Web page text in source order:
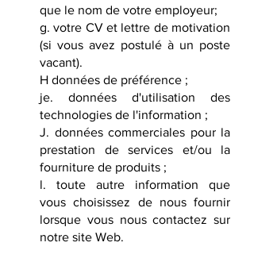
que le nom de votre employeur;
g. votre CV et lettre de motivation
(si vous avez postulé à un poste
vacant).
H données de préférence ;
je. données d'utilisation des
technologies de l'information ;
J. données commerciales pour la
prestation de services et/ou la
fourniture de produits ;
l. toute autre information que
vous choisissez de nous fournir
lorsque vous nous contactez sur
notre site Web.